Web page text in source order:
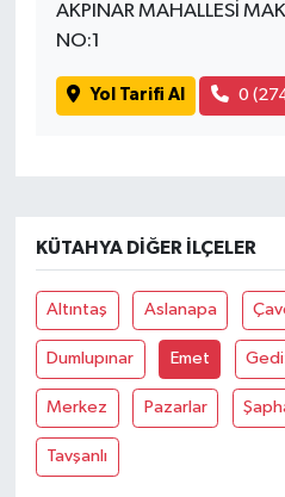
AKPINAR MAHALLESİ
NO:1
Yol Tarifi Al 0
KÜTAHYA DIĞER İLÇELER
Altıntaş Aslanapa
Dumlupınar Emet
Merkez Pazarlar
Tavşanlı